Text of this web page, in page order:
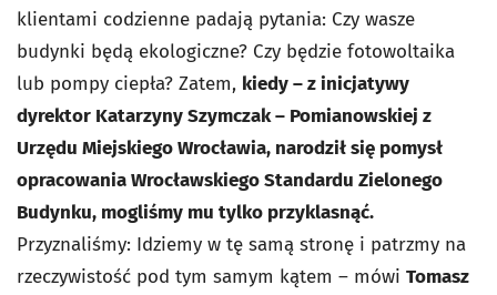
klientami codzienne padają pytania: Czy wasze
budynki będą ekologiczne? Czy będzie fotowoltaika
lub pompy ciepła? Zatem, kiedy – z inicjatywy
dyrektor Katarzyny Szymczak – Pomianowskiej z
Urzędu Miejskiego Wrocławia, narodził się pomysł
opracowania Wrocławskiego Standardu Zielonego
Budynku, mogliśmy mu tylko przyklasnąć.
Przyznaliśmy: Idziemy w tę samą stronę i patrzmy na
rzeczywistość pod tym samym kątem – mówi Tomasz